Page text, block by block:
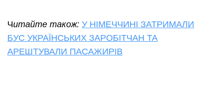
Читайте також: У НІМЕЧЧИНІ ЗАТРИМАЛИ
БУС УКРАЇНСЬКИХ ЗАРОБІТЧАН ТА
АРЕШТУВАЛИ ПАСАЖИРІВ